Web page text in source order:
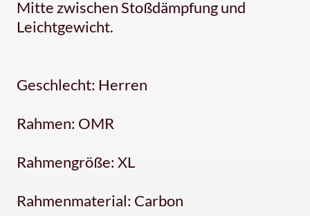
Mitte zwischen Stoßdämpfung und
Leichtgewicht.
Geschlecht: Herren
Rahmen: OMR
Rahmengröße: XL
Rahmenmaterial: Carbon